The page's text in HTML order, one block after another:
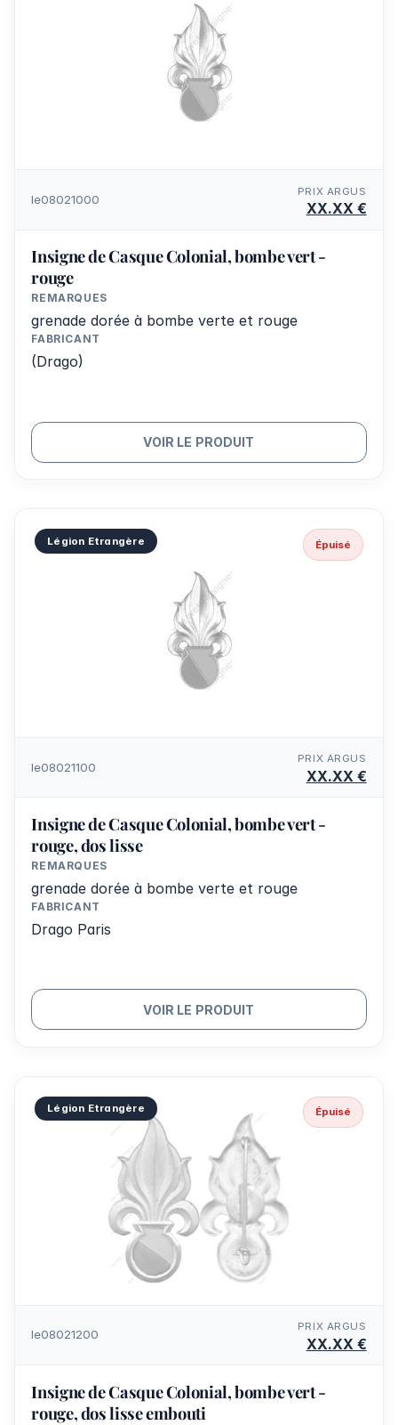
le08021000
PRIX ARGUS
XX.XX €
Insigne de Casque Colonial, bombe vert -
rouge
REMARQUES
grenade dorée à bombe verte et rouge
FABRICANT
(Drago)
VOIR LE PRODUIT
Légion Etrangère Épuisé
le08021100
PRIX ARGUS
XX.XX €
Insigne de Casque Colonial, bombe vert -
rouge, dos lisse
REMARQUES
grenade dorée à bombe verte et rouge
FABRICANT
Drago Paris
VOIR LE PRODUIT
Légion Etrangère Épuisé
le08021200
PRIX ARGUS
XX.XX €
Insigne de Casque Colonial, bombe vert -
rouge, dos lisse embouti